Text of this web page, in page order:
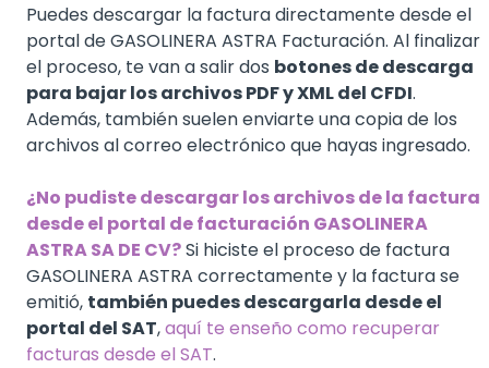
Puedes descargar la factura directamente desde el
portal de GASOLINERA ASTRA Facturación. Al finalizar
el proceso, te van a salir dos botones de descarga
para bajar los archivos PDF y XML del CFDI.
Además, también suelen enviarte una copia de los
archivos al correo electrónico que hayas ingresado.
¿No pudiste descargar los archivos de la factura
desde el portal de facturación GASOLINERA
ASTRA SA DE CV?Si hiciste el proceso de factura
GASOLINERA ASTRA correctamente y la factura se
emitió, también puedes descargarla desde el
portal del SAT,aquí te enseño como recuperar
facturas desde el SAT.